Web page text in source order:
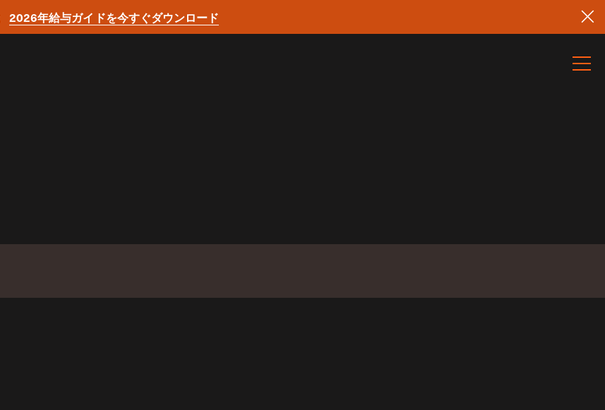
2026年給与ガイドを今すぐダウンロード